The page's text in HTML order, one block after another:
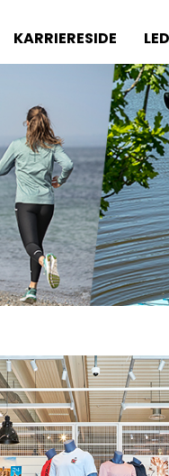
KARRIERESIDE